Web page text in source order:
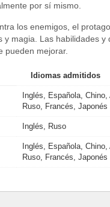
por sí mismo.
los enemigos, el
y magia. Las habilidades y
pueden mejorar.
Idiomas admitidos
Inglés, Española,
Ruso, Francés, Japonés
Inglés, Ruso
Inglés, Española,
Ruso, Francés, Japonés